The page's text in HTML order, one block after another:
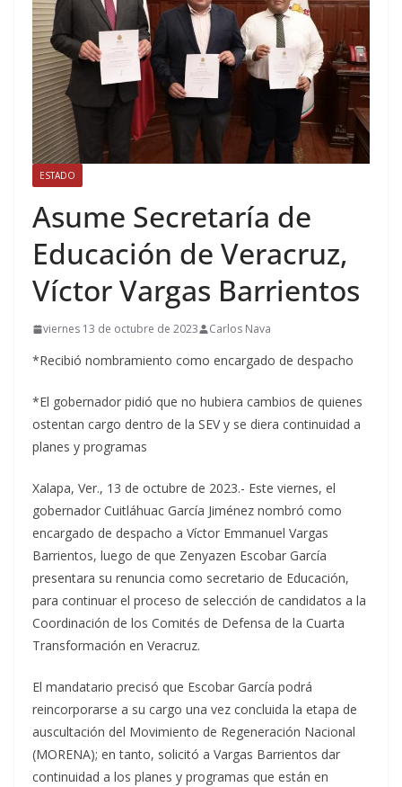
ESTADO
Asume Secretaría de
Educación de Veracruz,
Víctor Vargas Barrientos
viernes 13 de octubre de 2023 Carlos Nava
*Recibió nombramiento como encargado de despacho
*El gobernador pidió que no hubiera cambios de quienes
ostentan cargo dentro de la SEV y se diera continuidad a
planes y programas
Xalapa, Ver., 13 de octubre de 2023.- Este viernes, el
gobernador Cuitláhuac García Jiménez nombró como
encargado de despacho a Víctor Emmanuel Vargas
Barrientos, luego de que Zenyazen Escobar García
presentara su renuncia como secretario de Educación,
para continuar el proceso de selección de candidatos a la
Coordinación de los Comités de Defensa de la Cuarta
Transformación en Veracruz.
El mandatario precisó que Escobar García podrá
reincorporarse a su cargo una vez concluida la etapa de
auscultación del Movimiento de Regeneración Nacional
(MORENA); en tanto, solicitó a Vargas Barrientos dar
continuidad a los planes y programas que están en